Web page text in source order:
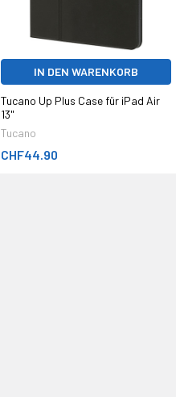
IN DEN WARENKORB
Tucano Up Plus Case für iPad Air
13"
Tucano
CHF44.90